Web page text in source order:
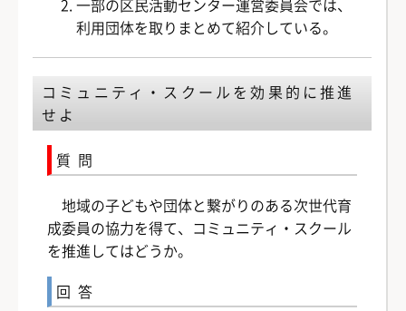
利用団体を取りまとめて紹介している。
コミュニティ・スクールを効果的に推進
せよ
質問
地域の子どもや団体と繋がりのある次世代育
成委員の協力を得て、コミュニティ・スクール
を推進してはどうか。
回答